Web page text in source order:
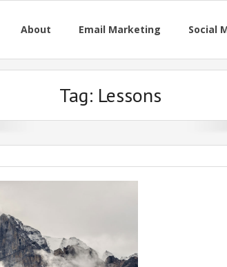
About Email Marketing Social
Tag: Lessons